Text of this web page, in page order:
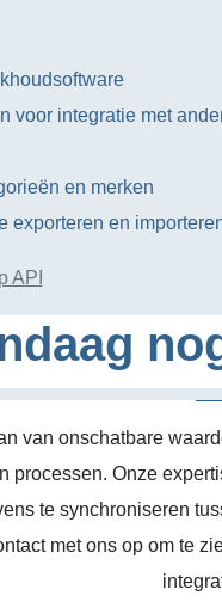
voor integratie met
en merken
exporteren en
API
van onschatbare
processen. Onze
te synchroniseren
met ons op om te